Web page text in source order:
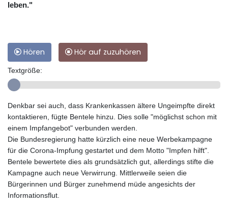
leben."
Hören Hör auf zuzuhören
Textgröße:
Denkbar sei auch, dass Krankenkassen ältere Ungeimpfte direkt
kontaktieren, fügte Bentele hinzu. Dies solle "möglichst schon mit
einem Impfangebot" verbunden werden.
Die Bundesregierung hatte kürzlich eine neue Werbekampagne
für die Corona-Impfung gestartet und dem Motto "Impfen hilft".
Bentele bewertete dies als grundsätzlich gut, allerdings stifte die
Kampagne auch neue Verwirrung. Mittlerweile seien die
Bürgerinnen und Bürger zunehmend müde angesichts der
Informationsflut.